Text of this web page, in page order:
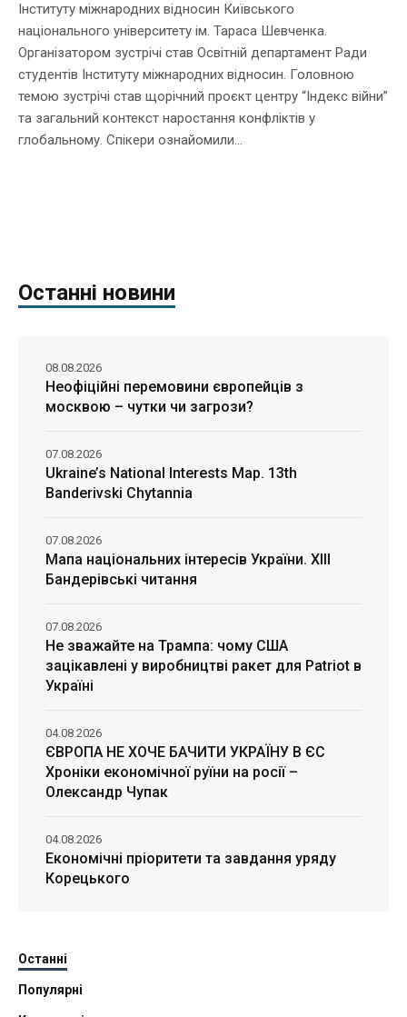
Інституту міжнародних відносин Київського
національного університету ім. Тараса Шевченка.
Організатором зустрічі став Освітній департамент Ради
студентів Інституту міжнародних відносин. Головною
темою зустрічі став щорічний проєкт центру “Індекс війни”
та загальний контекст наростання конфліктів у
глобальному. Спікери ознайомили...
Останні новини
Неофіційні перемовини європейців з
москвою – чутки чи загрози?
08.08.2026
Ukraine’s National Interests Map. 13th
Banderivski Chytannia
07.08.2026
Мапа національних інтересів України. ХІІІ
Бандерівські читання
07.08.2026
Не зважайте на Трампа: чому США
зацікавлені у виробництві ракет для Patriot в
Україні
07.08.2026
ЄВРОПА НЕ ХОЧЕ БАЧИТИ УКРАЇНУ В ЄС
Хроніки економічної руїни на росії –
Олександр Чупак
04.08.2026
Економічні пріоритети та завдання уряду
Корецького
04.08.2026
Останні
Популярні